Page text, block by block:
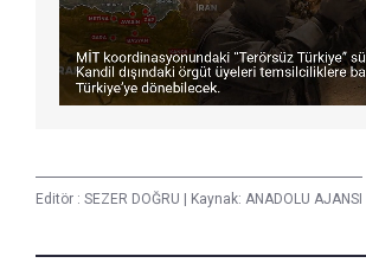
Editör : SEZER DOĞRU Kaynak: ANADOLU AJANSI